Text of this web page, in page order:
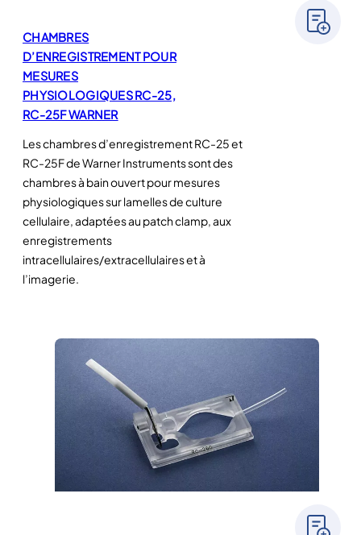
CHAMBRES
D’ENREGISTREMENT POUR
MESURES
PHYSIOLOGIQUES RC-25,
RC-25F WARNER
Les chambres d’enregistrement RC-25 et
RC-25F de Warner Instruments sont des
chambres à bain ouvert pour mesures
physiologiques sur lamelles de culture
cellulaire, adaptées au patch clamp, aux
enregistrements
intracellulaires/extracellulaires et à
l’imagerie.